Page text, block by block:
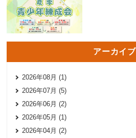
アーカイブ
2026年08月 (1)
2026年07月 (5)
2026年06月 (2)
2026年05月 (1)
2026年04月 (2)